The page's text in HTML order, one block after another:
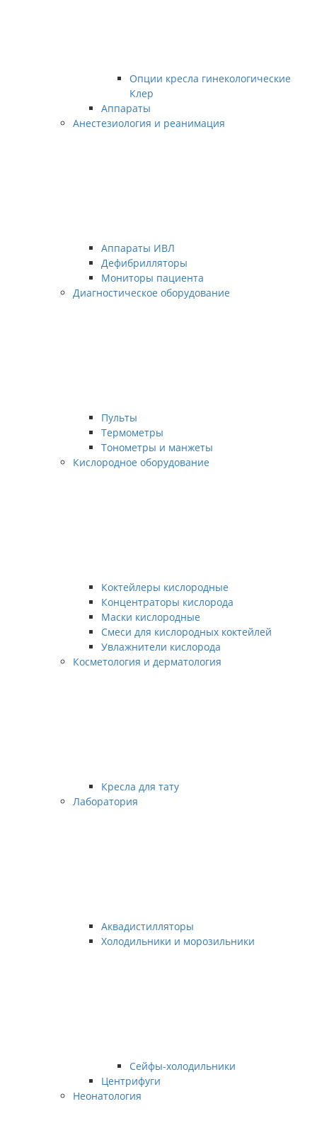
Опции кресла гинекологические
Клер
Аппараты
Анестезиология и реанимация
Аппараты ИВЛ
Дефибрилляторы
Мониторы пациента
Диагностическое оборудование
Пульты
Термометры
Тонометры и манжеты
Кислородное оборудование
Коктейлеры кислородные
Концентраторы кислорода
Маски кислородные
Смеси для кислородных коктейлей
Увлажнители кислорода
Косметология и дерматология
Кресла для тату
Лаборатория
Аквадистилляторы
Холодильники и морозильники
Сейфы-холодильники
Центрифуги
Неонатология